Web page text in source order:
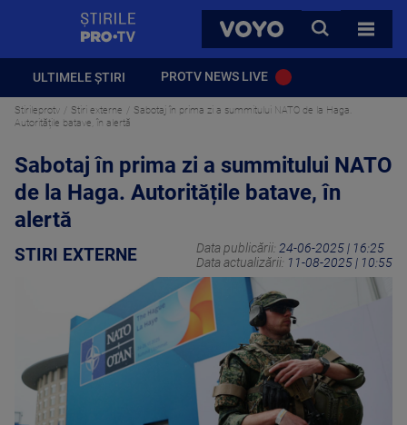
VOYO
CAUTA
TOATE
ULTIMELE ȘTIRI PROTV NEWS LIVE
Stirileprotv Stiri externe
Sabotaj în prima zi a summitului NATO de la Haga.
Autoritățile batave, în alertă
Sabotaj în prima zi a summitului NATO
de la Haga. Autoritățile batave, în
alertă
STIRI EXTERNE Data publicării: 24-06-2025 | 16:25
Data actualizării: 11-08-2025 | 10:55